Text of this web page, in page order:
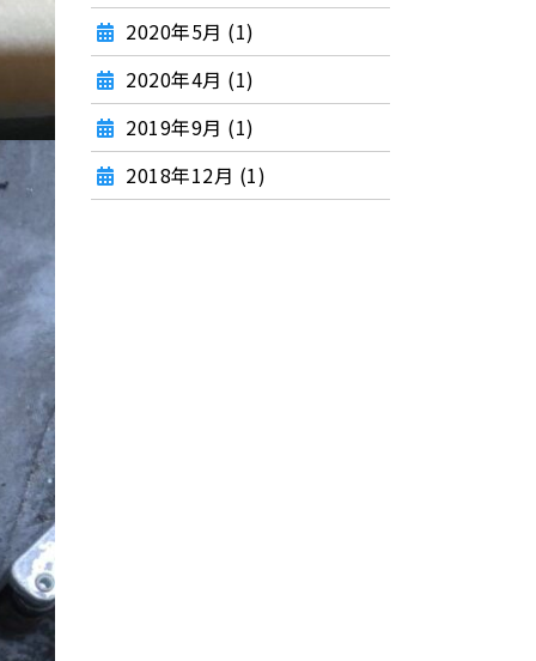
2020年5月 (1)
2020年4月 (1)
2019年9月 (1)
2018年12月 (1)